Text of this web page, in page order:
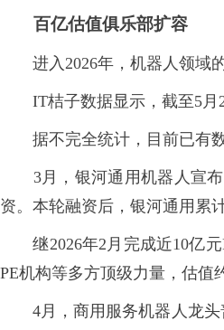
百亿估值俱乐部扩容
进入2026年，机器人领域的
IT桔子数据显示，截至5月26
据不完全统计，目前已有数
3月，银河通用机器人宣布
资。本轮融资后，银河通用累
继2026年2月完成近10亿元
PE机构等多方顶级力量，估值
4月，商用服务机器人龙头